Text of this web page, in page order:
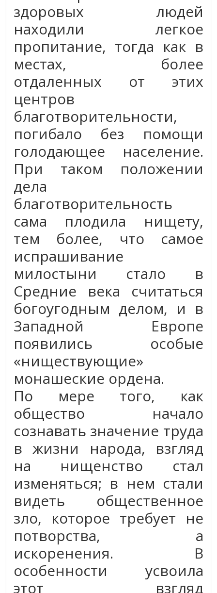
здоровых людей
находили легкое
пропитание, тогда как в
местах, более
отдаленных от этих
центров
благотворительности,
погибало без помощи
голодающее население.
При таком положении
дела
благотворительность
сама плодила нищету,
тем более, что самое
испрашивание
милостыни стало в
Средние века считаться
богоугодным делом, и в
Западной Европе
появились особые
«ниществующие»
монашеские ордена.
По мере того, как
общество начало
сознавать значение труда
в жизни народа, взгляд
на нищенство стал
изменяться; в нем стали
видеть общественное
зло, которое требует не
потворства, а
искоренения. В
особенности усвоила
этот взгляд